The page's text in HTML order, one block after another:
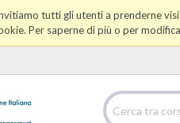
tutti gli utenti a prenderne
Per saperne di più o per